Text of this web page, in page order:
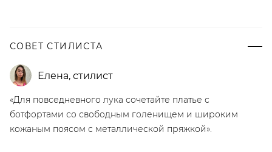
СОВЕТ СТИЛИСТА
Елена, стилист
«Для повседневного лука сочетайте платье с
ботфортами со свободным голенищем и широким
кожаным поясом с металлической пряжкой».